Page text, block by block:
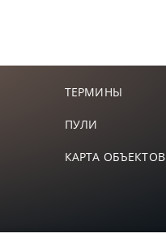
ТЕРМИНЫ
ПУЛИ
КАРТА ОБЪЕКТОВ